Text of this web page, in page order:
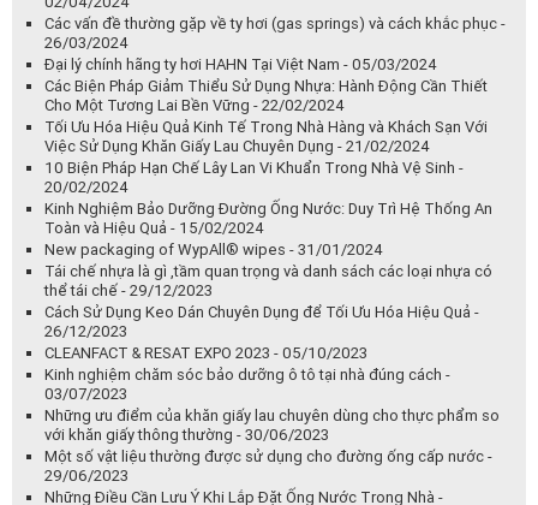
Khăn Giấy và Vệ Sinh An Toàn Thực Phẩm cho Nhà Hàng Khách Sạn
- 27/05/2024
Tầm Quan Trọng của Việc Lựa Chọn Khăn Giấy Chất Lượng trong
Nhà Hàng Khách Sạn - 24/05/2024
Khăn giấy lau chuyên dụng cho nhà hàng, khách sạn: Giải pháp vệ
sinh tối ưu - 13/05/2024
Tầm Quan Trọng của Việc Tái Chế Nhựa và Các Loại Nhựa Có Thể
Tái Chế - 09/04/2024
Những Lưu Ý Quan Trọng Khi Sử Dụng Ty Hơi (Gas Springs) -
02/04/2024
Các vấn đề thường gặp về ty hơi (gas springs) và cách khắc phục -
26/03/2024
Đại lý chính hãng ty hơi HAHN Tại Việt Nam - 05/03/2024
Các Biện Pháp Giảm Thiểu Sử Dụng Nhựa: Hành Động Cần Thiết
Cho Một Tương Lai Bền Vững - 22/02/2024
Tối Ưu Hóa Hiệu Quả Kinh Tế Trong Nhà Hàng và Khách Sạn Với
Việc Sử Dụng Khăn Giấy Lau Chuyên Dụng - 21/02/2024
10 Biện Pháp Hạn Chế Lây Lan Vi Khuẩn Trong Nhà Vệ Sinh -
20/02/2024
Kinh Nghiệm Bảo Dưỡng Đường Ống Nước: Duy Trì Hệ Thống An
Toàn và Hiệu Quả - 15/02/2024
New packaging of WypAll® wipes - 31/01/2024
Tái chế nhựa là gì ,tầm quan trọng và danh sách các loại nhựa có
thể tái chế - 29/12/2023